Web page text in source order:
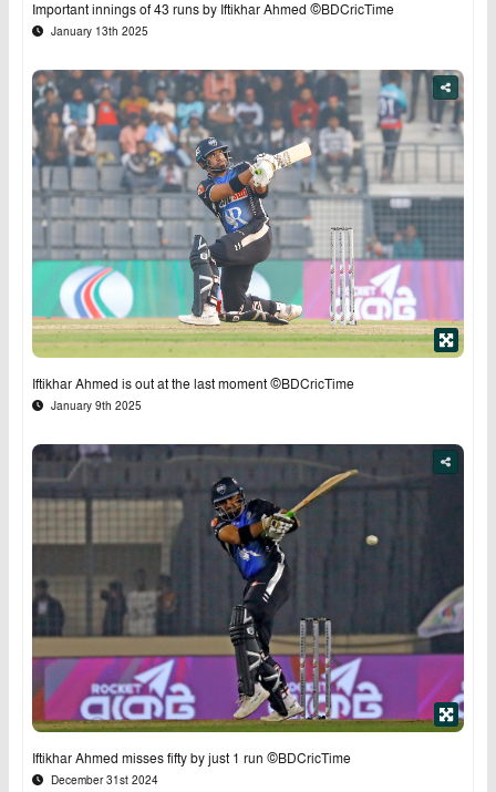
Important innings of 43 runs by Iftikhar Ahmed ©BDCricTime
January 13th 2025
Iftikhar Ahmed is out at the last moment ©BDCricTime
January 9th 2025
Iftikhar Ahmed misses fifty by just 1 run ©BDCricTime
December 31st 2024